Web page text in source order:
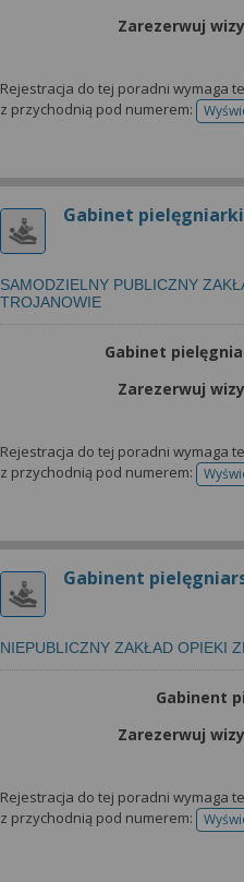
Zarezerwuj
Rejestracja do tej poradni wymaga
z przychodnią pod numerem:
Gabinet
SAMODZIELNY PUBLICZNY
TROJANOWIE
Gabinet
Zarezerwuj
Rejestracja do tej poradni wymaga
z przychodnią pod numerem:
Gabinent
NIEPUBLICZNY ZAKŁAD OPIEKI
Gabinent
Zarezerwuj
Rejestracja do tej poradni wymaga
z przychodnią pod numerem:
możesz też wycofać
dowiedzieć się więcej lub
konfigurację
za pomocą „Ustawień
narzędzi zewnętrznych w
znajdziesz w